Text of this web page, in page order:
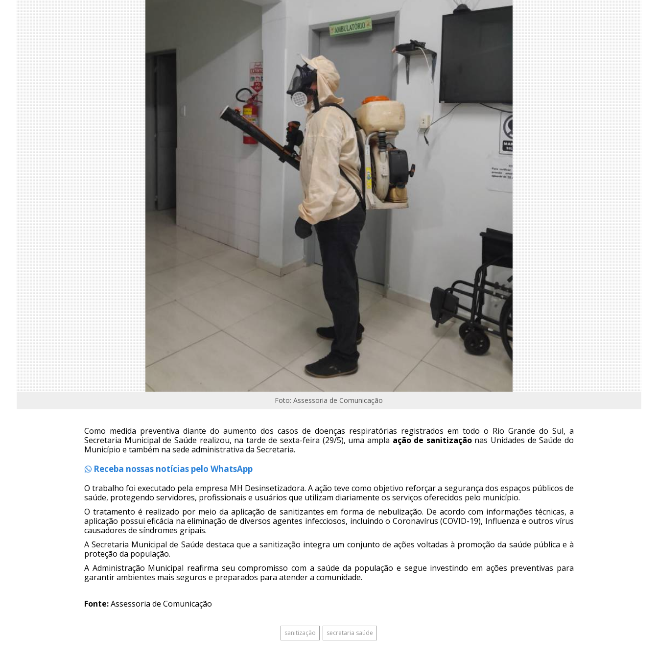
Foto: Assessoria de Comunicação
Como medida preventiva diante do aumento dos casos de doenças respiratórias registrados em todo o Rio Grande do Sul, a
Secretaria Municipal de Saúde realizou, na tarde de sexta-feira (29/5), uma ampla ação de sanitizaçãonas Unidades de Saúde do
Município e também na sede administrativa da Secretaria.
Receba nossas notícias pelo WhatsApp
O trabalho foi executado pela empresa MH Desinsetizadora. A ação teve como objetivo reforçar a segurança dos espaços públicos de
saúde, protegendo servidores, profissionais e usuários que utilizam diariamente os serviços oferecidos pelo município.
O tratamento é realizado por meio da aplicação de sanitizantes em forma de nebulização. De acordo com informações técnicas, a
aplicação possui eficácia na eliminação de diversos agentes infecciosos, incluindo o Coronavírus (COVID-19), Influenza e outros vírus
causadores de síndromes gripais.
A Secretaria Municipal de Saúde destaca que a sanitização integra um conjunto de ações voltadas à promoção da saúde pública e à
proteção da população.
A Administração Municipal reafirma seu compromisso com a saúde da população e segue investindo em ações preventivas para
garantir ambientes mais seguros e preparados para atender a comunidade.
Fonte:Assessoria de Comunicação
sanitização secretaria saúde